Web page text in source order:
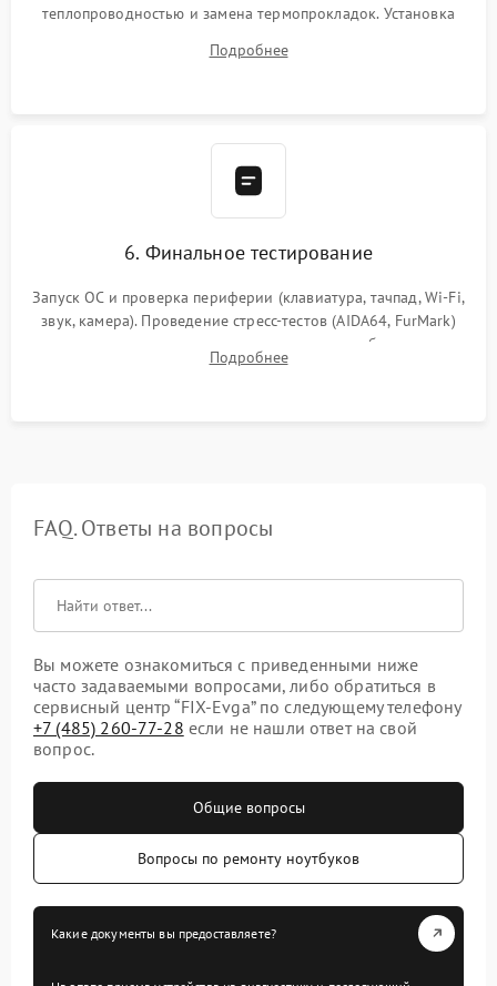
теплопроводностью и замена термопрокладок. Установка
шлейфов, модулей памяти и накопителей. Предварительная
Подробнее
6. Финальное тестирование
Запуск ОС и проверка периферии (клавиатура, тачпад, Wi-Fi,
звук, камера). Проведение стресс-тестов (AIDA64, FurMark)
для контроля температурного режима и стабильности
системы под пиковой нагрузкой.
Подробнее
FAQ. Ответы на вопросы
Вы можете ознакомиться с приведенными ниже
часто задаваемыми вопросами, либо обратиться в
сервисный центр “FIX-Evga” по следующему телефону
+7 (485) 260-77-28 если не нашли ответ на свой
вопрос.
Общие вопросы
Вопросы по ремонту ноутбуков
Какие документы вы предоставляете?